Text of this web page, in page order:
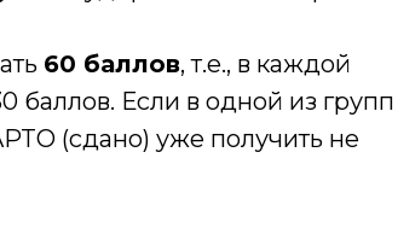
60 баллов, т.е., в каждой
баллов. Если в одной из групп
(сдано) уже получить не